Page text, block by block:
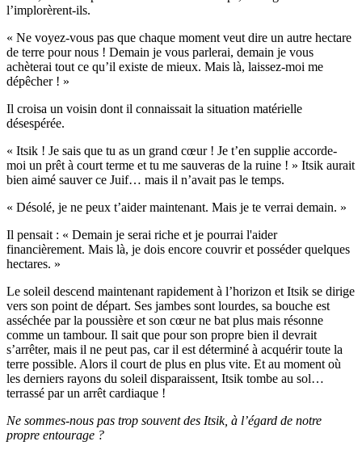
l’implorèrent-ils.
« Ne voyez-vous pas que chaque moment veut dire un autre hectare
de terre pour nous ! Demain je vous parlerai, demain je vous
achèterai tout ce qu’il existe de mieux. Mais là, laissez-moi me
dépêcher ! »
Il croisa un voisin dont il connaissait la situation matérielle
désespérée.
« Itsik ! Je sais que tu as un grand cœur ! Je t’en supplie accorde-
moi un prêt à court terme et tu me sauveras de la ruine ! » Itsik aurait
bien aimé sauver ce Juif… mais il n’avait pas le temps.
« Désolé, je ne peux t’aider maintenant. Mais je te verrai demain. »
Il pensait : « Demain je serai riche et je pourrai l'aider
financièrement. Mais là, je dois encore couvrir et posséder quelques
hectares. »
Le soleil descend maintenant rapidement à l’horizon et Itsik se dirige
vers son point de départ. Ses jambes sont lourdes, sa bouche est
asséchée par la poussière et son cœur ne bat plus mais résonne
comme un tambour. Il sait que pour son propre bien il devrait
s’arrêter, mais il ne peut pas, car il est déterminé à acquérir toute la
terre possible. Alors il court de plus en plus vite. Et au moment où
les derniers rayons du soleil disparaissent, Itsik tombe au sol…
terrassé par un arrêt cardiaque !
Ne sommes-nous pas trop souvent des Itsik, à l’égard de notre
propre entourage ?